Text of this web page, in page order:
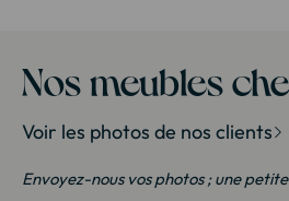
Nos meubles
Voir les photos de nos clients
Envoyez-nous vos photos ; une